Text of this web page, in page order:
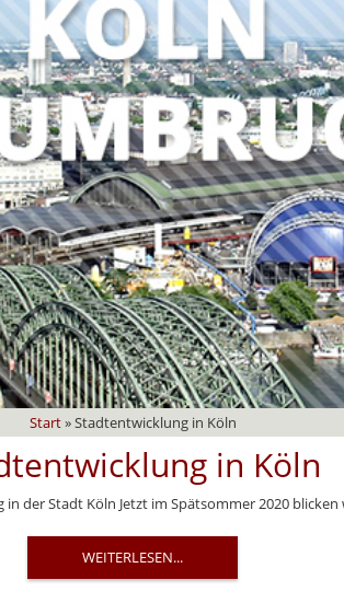
Start»Stadtentwicklung in Köln
in Köln
der Stadt Köln Jetzt im Spätsommer 2020
WEITERLESEN...